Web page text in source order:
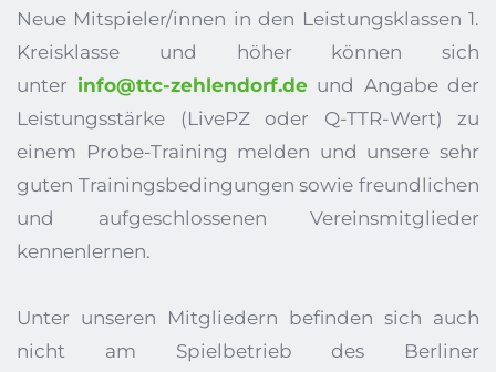
Neue Mitspieler/innen in den Leistungsklassen 1.
Kreisklasse und höher können sich
unter info@ttc-zehlendorf.de und Angabe der
Leistungsstärke (LivePZ oder Q-TTR-Wert) zu
einem Probe-Training melden und unsere sehr
guten Trainingsbedingungen sowie freundlichen
und aufgeschlossenen Vereinsmitglieder
kennenlernen.
Unter unseren Mitgliedern befinden sich auch
nicht am Spielbetrieb des Berliner